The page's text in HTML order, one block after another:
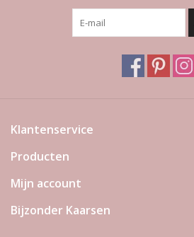
Klantenservice
Producten
Mijn account
Bijzonder Kaarsen